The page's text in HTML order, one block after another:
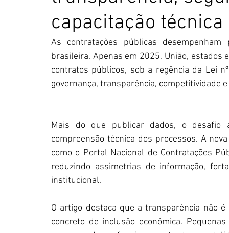
capacitação técnica
As contratações públicas
brasileira. Apenas em 2025, União, estados
contratos públicos, sob a regência da Lei
governança, transparência, competitividade
Mais do que publicar dados, o desafio
compreensão técnica dos processos. A
como o Portal Nacional de Contratações
reduzindo assimetrias de informação,
institucional.
O artigo destaca que a transparência não
concreto de inclusão econômica.